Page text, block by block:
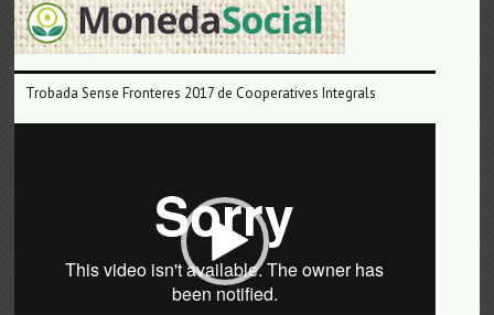
Trobada Sense Fronteres 2017 de Cooperatives Integrals